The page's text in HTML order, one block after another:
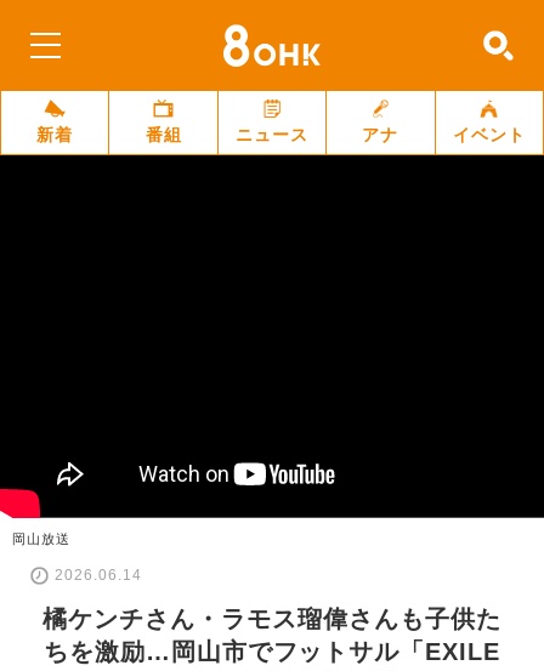
新着 番組 ニュース アナ イベント
岡山放送
2026.06.14
橘ケンチさん・ラモス瑠偉さんも子供た
ちを激励…岡山市でフットサル「EXILE